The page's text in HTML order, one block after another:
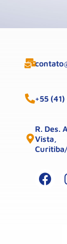
+55
R. Des.
Vista,